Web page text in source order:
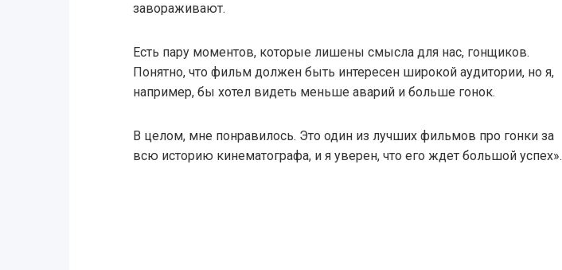
завораживают.
Есть пару моментов, которые лишены смысла для нас, гонщиков.
Понятно, что фильм должен быть интересен широкой аудитории, но я,
например, бы хотел видеть меньше аварий и больше гонок.
В целом, мне понравилось. Это один из лучших фильмов про гонки за
всю историю кинематографа, и я уверен, что его ждет большой успех».